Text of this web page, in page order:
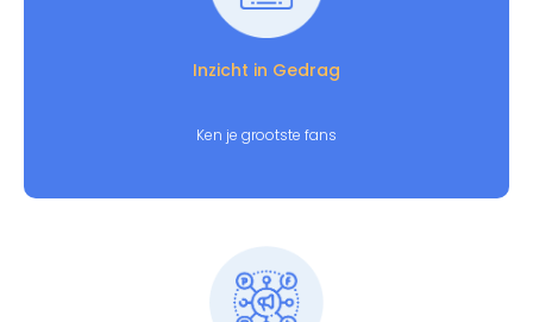
Inzicht in Gedrag
Ken je grootste fans